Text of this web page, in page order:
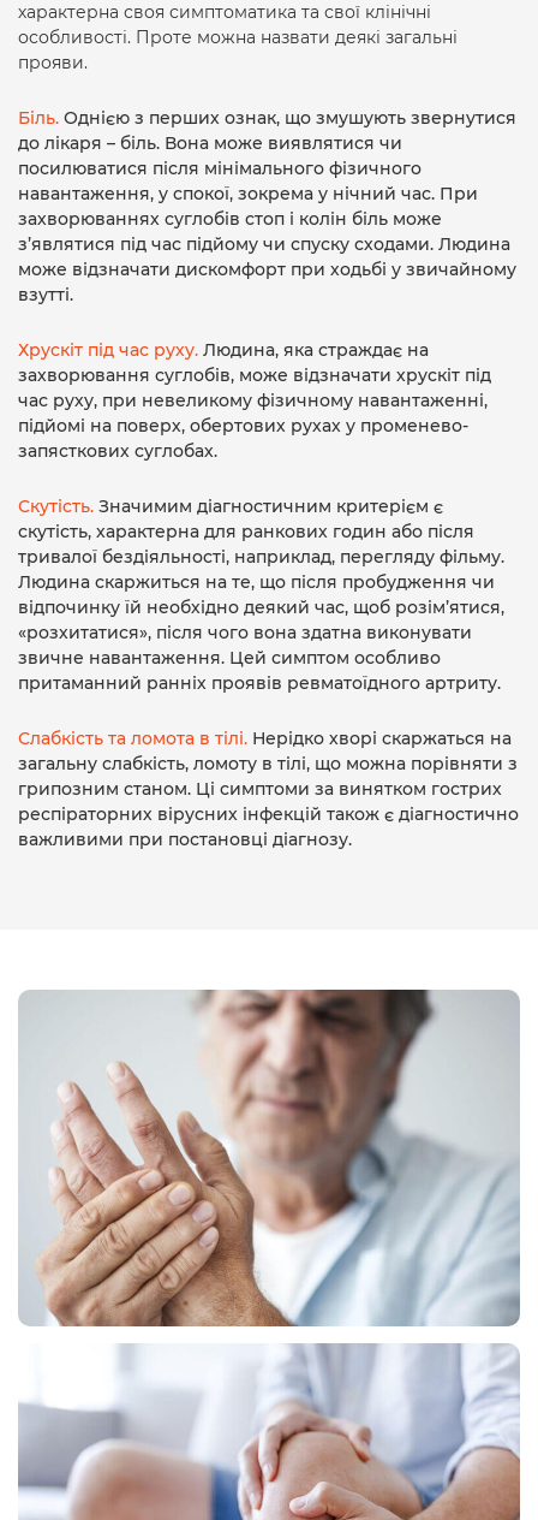
характерна своя симптоматика та свої клінічні
особливості. Проте можна назвати деякі загальні
прояви.
Біль. Однією з перших ознак, що змушують звернутися
до лікаря – біль. Вона може виявлятися чи
посилюватися після мінімального фізичного
навантаження, у спокої, зокрема у нічний час. При
захворюваннях суглобів стоп і колін біль може
з’являтися під час підйому чи спуску сходами. Людина
може відзначати дискомфорт при ходьбі у звичайному
взутті.
Хрускіт під час руху. Людина, яка страждає на
захворювання суглобів, може відзначати хрускіт під
час руху, при невеликому фізичному навантаженні,
підйомі на поверх, обертових рухах у променево-
запясткових суглобах.
Скутість. Значимим діагностичним критерієм є
скутість, характерна для ранкових годин або після
тривалої бездіяльності, наприклад, перегляду фільму.
Людина скаржиться на те, що після пробудження чи
відпочинку їй необхідно деякий час, щоб розім’ятися,
«розхитатися», після чого вона здатна виконувати
звичне навантаження. Цей симптом особливо
притаманний ранніх проявів ревматоїдного артриту.
Слабкість та ломота в тілі. Нерідко хворі скаржаться на
загальну слабкість, ломоту в тілі, що можна порівняти з
грипозним станом. Ці симптоми за винятком гострих
респіраторних вірусних інфекцій також є діагностично
важливими при постановці діагнозу.